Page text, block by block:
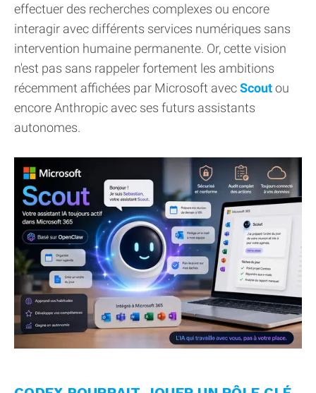
effectuer des recherches complexes ou encore
interagir avec différents services numériques sans
intervention humaine permanente. Or, cette vision
n'est pas sans rappeler fortement les ambitions
récemment affichées par Microsoft avecScoutou
encore Anthropic avec ses futurs assistants
autonomes.